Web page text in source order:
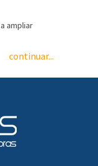
ampliar
continuar...